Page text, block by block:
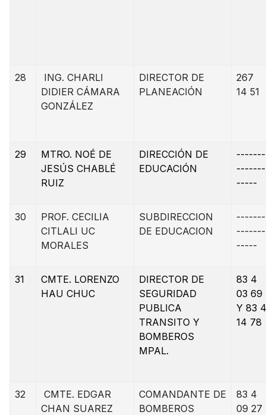
28
ING. CHARLI
DIDIER CÁMARA
GONZÁLEZ
DIRECTOR DE
PLANEACIÓN
267
14 51
29
MTRO. NOÉ DE
JESÚS CHABLÉ
RUIZ
DIRECCIÓN DE
EDUCACIÓN
-------
-------
-----
30
PROF. CECILIA
CITLALI UC
MORALES
SUBDIRECCION
DE EDUCACION
-------
-------
-----
31
CMTE. LORENZO
HAU CHUC
DIRECTOR DE
SEGURIDAD
PUBLICA
TRANSITO Y
BOMBEROS
MPAL.
83 4
03 69
Y 83 4
14 78
32
CMTE. EDGAR
CHAN SUAREZ
COMANDANTE DE
BOMBEROS
83 4
09 27